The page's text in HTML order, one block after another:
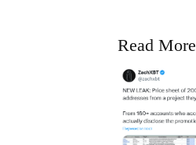
Read More